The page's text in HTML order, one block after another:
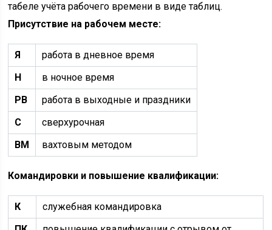
табеле учёта рабочего времени в виде таблиц.
Присутствие на рабочем месте:
Я
работа в дневное время
Н
в ночное время
РВ
работа в выходные и праздники
С
сверхурочная
ВМ
вахтовым методом
Командировки и повышение квалификации:
К
служебная командировка